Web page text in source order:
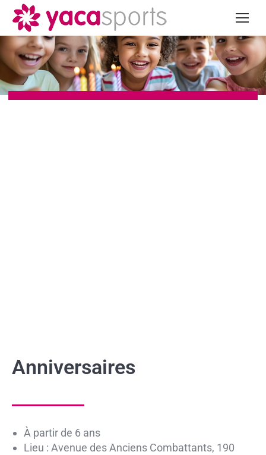
Anniversaires
À partir de 6 ans
Lieu : Avenue des Anciens Combattants, 190